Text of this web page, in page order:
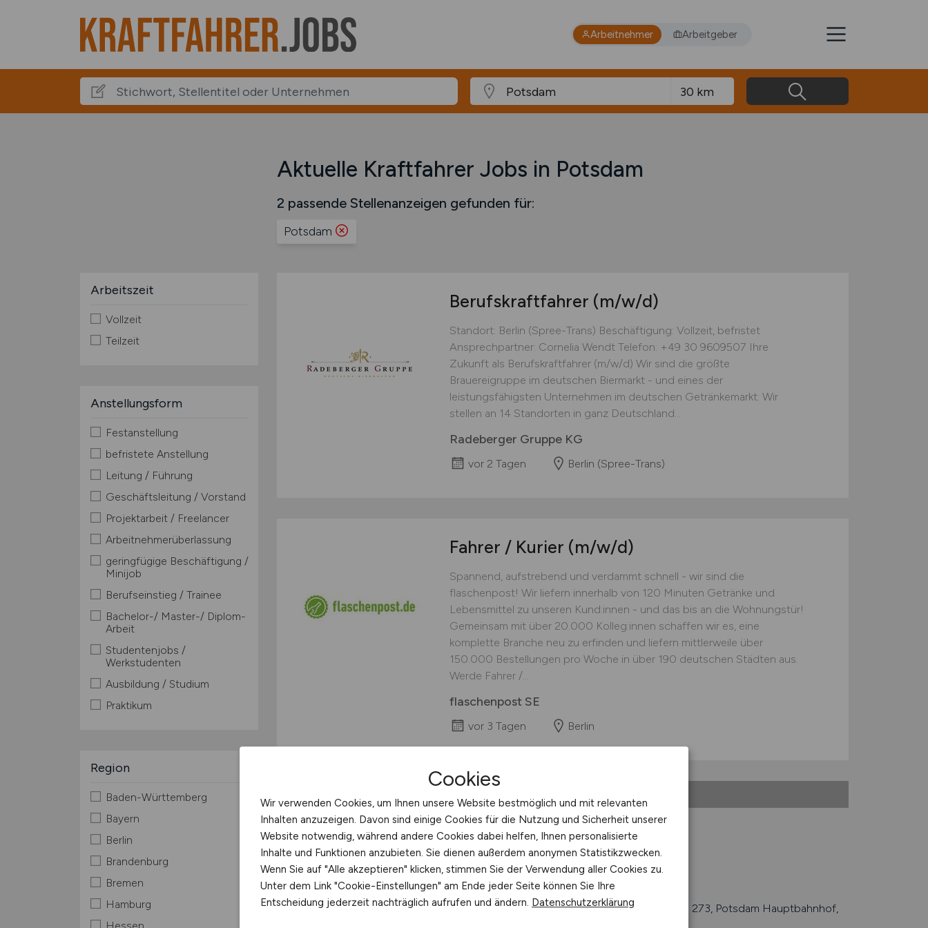
Arbeitnehmer Arbeitgeber
Aktuelle Kraftfahrer Jobs in Potsdam
2 passende Stellenanzeigen gefunden für:
Potsdam
Arbeitszeit
Vollzeit
Teilzeit
Anstellungsform
Festanstellung
befristete Anstellung
Leitung / Führung
Geschäftsleitung / Vorstand
Projektarbeit / Freelancer
Arbeitnehmerüberlassung
geringfügige Beschäftigung /
Minijob
Berufseinstieg / Trainee
Bachelor-/ Master-/ Diplom-
Arbeit
Studentenjobs /
Werkstudenten
Ausbildung / Studium
Praktikum
Region
Baden-Württemberg
Bayern
Berlin
Brandenburg
Bremen
Hamburg
Berufskraftfahrer (m/w/d)
Standort: Berlin (Spree-Trans) Beschäftigung: Vollzeit, befristet
Ansprechpartner: Cornelia Wendt Telefon: +49 30 9609507 Ihre
Zukunft als Berufskraftfahrer (m/w/d) Wir sind die größte
Brauereigruppe im deutschen Biermarkt - und eines der
leistungsfähigsten Unternehmen im deutschen Getränkemarkt: Wir
stellen an 14 Standorten in ganz Deutschland...
Radeberger Gruppe KG
vor 2 Tagen Berlin (Spree-Trans)
Fahrer / Kurier (m/w/d)
Spannend, aufstrebend und verdammt schnell - wir sind die
flaschenpost! Wir liefern innerhalb von 120 Minuten Getränke und
Lebensmittel zu unseren Kund:innen - und das bis an die Wohnungstür!
Gemeinsam mit über 20.000 Kolleg:innen schaffen wir es, eine
komplette Branche neu zu erfinden und liefern mittlerweile über
150.000 Bestellungen pro Woche in über 190 deutschen Städten aus.
Werde Fahrer /...
flaschenpost SE
vor 3 Tagen Berlin
Stadt: Potsdam
Einwohner:ca. 180.000
Verkehrsanbindungen:Autobahnen A 10 und A 115, Bundesstraßen B 1, B 2 und B 273, Potsdam Hauptbahnhof,
Cookies
Wir verwenden Cookies, um Ihnen unsere Website bestmöglich und mit relevanten
Inhalten anzuzeigen. Davon sind einige Cookies für die Nutzung und Sicherheit unserer
Website notwendig, während andere Cookies dabei helfen, Ihnen personalisierte
Inhalte und Funktionen anzubieten. Sie dienen außerdem anonymen Statistikzwecken.
Wenn Sie auf "Alle akzeptieren" klicken, stimmen Sie der Verwendung aller Cookies zu.
Unter dem Link "Cookie-Einstellungen" am Ende jeder Seite können Sie Ihre
Entscheidung jederzeit nachträglich aufrufen und ändern. Datenschutzerklärung